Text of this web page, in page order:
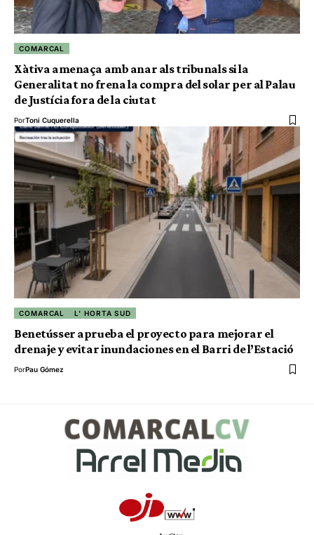
COMARCAL
Xàtiva amenaça amb anar als tribunals si la
Generalitat no frena la compra del solar per al Palau
de Justícia fora de la ciutat
PorToni Cuquerella
COMARCAL L' HORTA SUD
Benetússer aprueba el proyecto para mejorar el
drenaje y evitar inundaciones en el Barri de l’Estació
PorPau Gómez